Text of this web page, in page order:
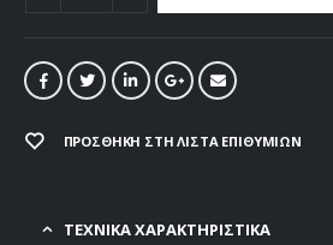
ΠΡΟΣΘΉΚΗ ΣΤΗ ΛΊΣΤΑ ΕΠΙΘΥΜΙΏΝ
ΤΕΧΝΙΚΑ ΧΑΡΑΚΤΗΡΙΣΤΙΚΑ